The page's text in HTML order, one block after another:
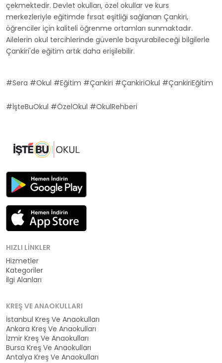
çekmektedir. Devlet okulları, özel okullar ve kurs
merkezleriyle eğitimde fırsat eşitliği sağlanan Çankiri,
öğrenciler için kaliteli öğrenme ortamları sunmaktadır.
Ailelerin okul tercihlerinde güvenle başvurabileceği bilgilerle
Çankiri'de eğitim artık daha erişilebilir.
#Sera #Okul #Eğitim #Çankiri #ÇankiriOkul #ÇankiriEğitim
#İşteBuOkul #ÖzelOkul #OkulRehberi
HIZLI LINKLER
Hizmetler
Kategoriler
İlgi Alanları
KREŞ VE ANAOKULLARI
İstanbul Kreş Ve Anaokulları
Ankara Kreş Ve Anaokulları
İzmir Kreş Ve Anaokulları
Bursa Kreş Ve Anaokulları
Antalya Kreş Ve Anaokulları